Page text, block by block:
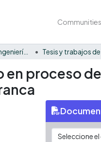
Facultad Barberi de Ingeniería, Diseño y Ciencias Aplicadas Tesis y trabajos
en proceso